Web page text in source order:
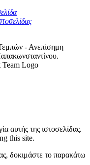
- Ανεπίσημη
αυτής της ιστοσελίδας.
this site.
δοκιμάστε το παρακάτω